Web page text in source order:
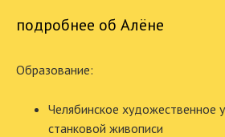
подробнее об Алёне
Образование:
Челябинское художественное
станковой живописи